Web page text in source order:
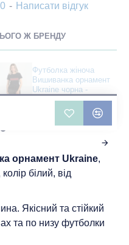
- Написати відгук
Ж БРЕНДУ
Футболка жіноча
Вишиванка орнамент
Ukraine чорна -
DTF11502
орнамент Ukraine,
білий, від
Якісний та стійкий
та по низу футболки